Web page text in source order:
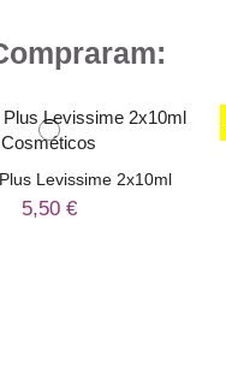
Levissime 2x10ml
5,50 €